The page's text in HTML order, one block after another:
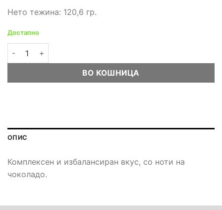
Нето тежина: 120,6 гр.
Достапно
illy IperEspresso Guatemala 100% Arabica 18 капсули
ВО КОШНИЦА
ОПИС
Комплексен и избалансиран вкус, со ноти на
чоколадо.